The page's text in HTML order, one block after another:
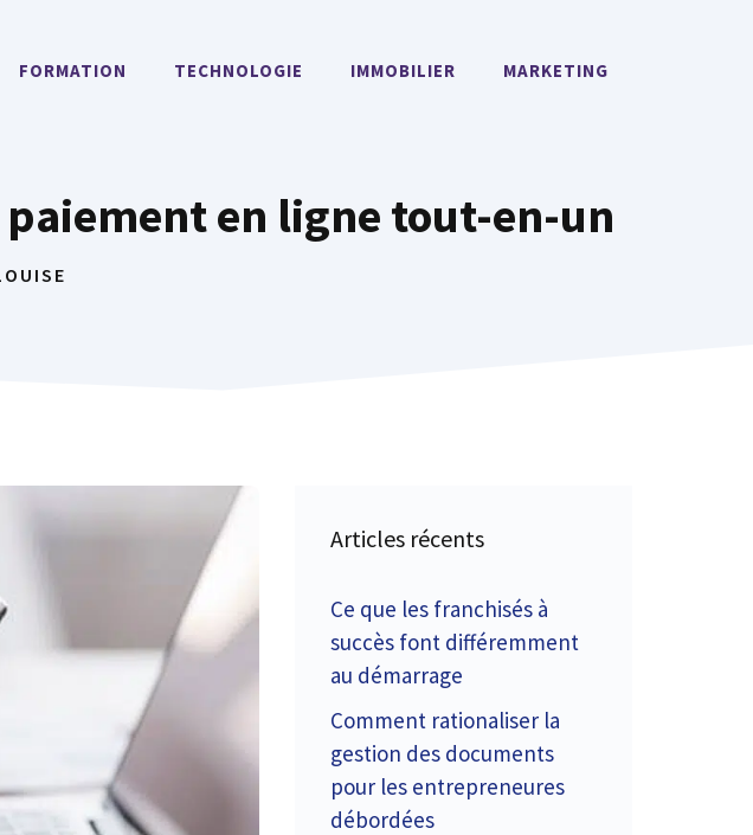
FORMATION TECHNOLOGIE IMMOBILIER MARKETING
en ligne tout-en-un
Articles récents
Ce que les franchisés à
succès font différemment
au démarrage
Comment rationaliser la
gestion des documents
pour les entrepreneures
débordées